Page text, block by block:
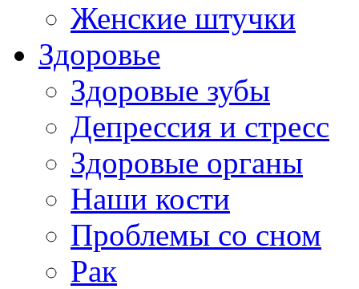
Женские штучки
Здоровье
Здоровые зубы
Депрессия и стресс
Здоровые органы
Наши кости
Проблемы со сном
Рак